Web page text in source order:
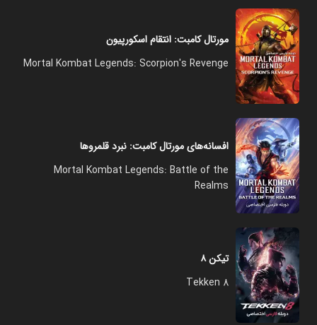
مورتال کامبت: انتقام اسکورپیون
Mortal Kombat Legends: Scorpion's Revenge
افسانه‌های مورتال کامبت: نبرد قلمروها
Mortal Kombat Legends: Battle of the
Realms
تیکن ۸
Tekken 8